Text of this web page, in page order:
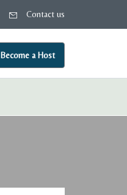
Contact us
Become a Host